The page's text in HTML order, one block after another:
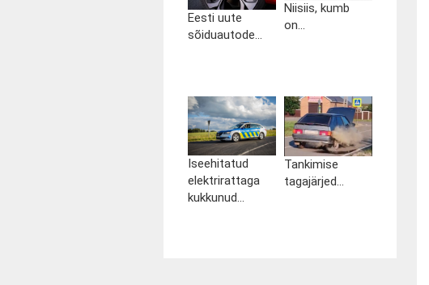
Eesti uute
sõiduautode...
Niisiis, kumb
on...
Iseehitatud
elektrirattaga
kukkunud...
Tankimise
tagajärjed...